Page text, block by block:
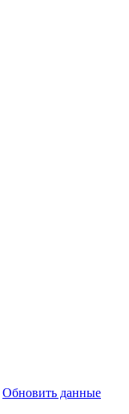
Обновить данные